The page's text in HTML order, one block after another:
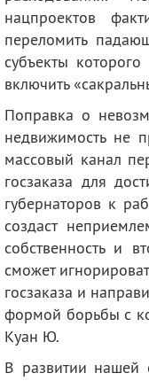
нацпроектов
переломить
субъекты
включить
Поправка о
недвижимость не
массовый канал
госзаказа для
губернаторов к
создаст
собственность и
сможет
госзаказа и
формой борьбы с
Куан Ю.
В развитии нашей